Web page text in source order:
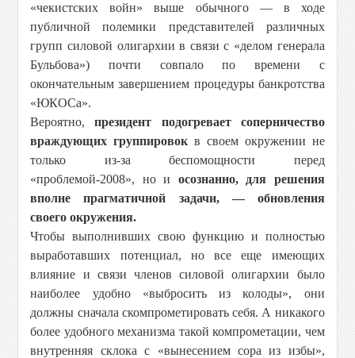
«чекистских войн» выше обычного — в ходе
публичной полемики представителей различных
групп силовой олигархии в связи с «делом генерала
Бульбова») почти совпало по времени с
окончательным завершением процедуры банкротства
«ЮКОСа».
Вероятно,президент подогревает соперничество
враждующих группировок в своем окружении не
только из-за беспомощности перед
«проблемой-2008», но и осознанно, для решения
вполне прагматичной задачи, — обновления
своего окружения.
Чтобы выполнивших свою функцию и полностью
выработавших потенциал, но все еще имеющих
влияние и связи членов силовой олигархии было
наиболее удобно «выбросить из колоды», они
должны сначала скомпрометировать себя. А никакого
более удобного механизма такой компрометации, чем
внутренняя склока с «вынесением сора из избы»,